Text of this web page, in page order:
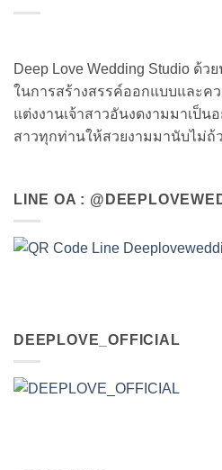
Deep Love Wedding Studio ด้
ในการสร้างสรรค์ออกแบบและค
แต่งงานเจ้าสาวอันงดงามมาเป็น
สาวทุกท่านให้สวยงามมานับไม่ถ้
LINE OA :
DEEPLOVE_OFFICIAL